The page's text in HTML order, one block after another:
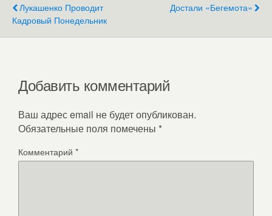
Лукашенко Проводит
Кадровый Понедельник
Достали «бегемота»
Добавить комментарий
Ваш адрес email не будет опубликован.
Обязательные поля помечены *
Комментарий *